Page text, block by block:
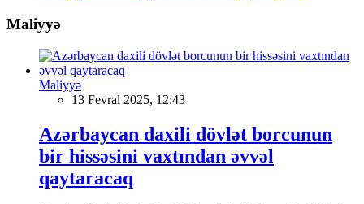
Maliyyə
Maliyyə
13 Fevral 2025, 12:43
Azərbaycan daxili dövlət borcunun
bir hissəsini vaxtından əvvəl
qaytaracaq